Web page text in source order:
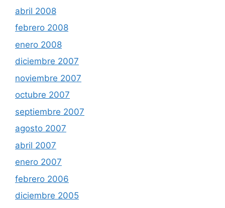
abril 2008
febrero 2008
enero 2008
diciembre 2007
noviembre 2007
octubre 2007
septiembre 2007
agosto 2007
abril 2007
enero 2007
febrero 2006
diciembre 2005